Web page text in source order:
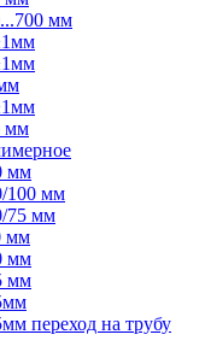
мм
мм
мм
100 мм
75 мм
мм
мм
мм
переход на трубу